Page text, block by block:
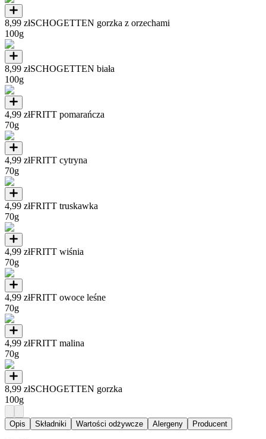
8,99 złSCHOGETTEN gorzka z orzechami
100g
8,99 złSCHOGETTEN biała
100g
4,99 złFRITT pomarańcza
70g
4,99 złFRITT cytryna
70g
4,99 złFRITT truskawka
70g
4,99 złFRITT wiśnia
70g
4,99 złFRITT owoce leśne
70g
4,99 złFRITT malina
70g
8,99 złSCHOGETTEN gorzka
100g
Opis Składniki Wartości odżywcze Alergeny Producent